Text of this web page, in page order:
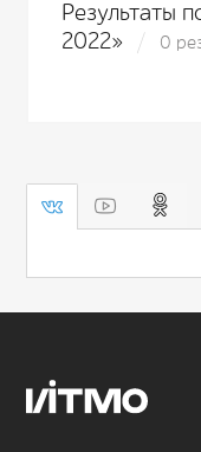
Результаты
2022»
0